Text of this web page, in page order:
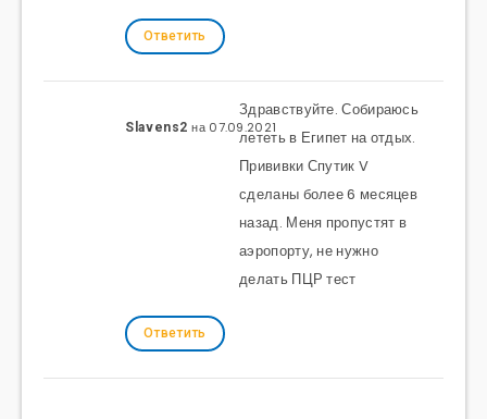
Ответить
Slavens2 на 07.09.2021
Здравствуйте. Собираюсь
лететь в Египет на отдых.
Прививки Спутик V
сделаны более 6 месяцев
назад. Меня пропустят в
аэропорту, не нужно
делать ПЦР тест
Ответить